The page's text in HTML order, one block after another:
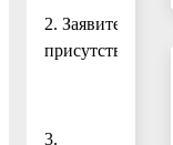
2. Заявитель:
присутствует.
3.